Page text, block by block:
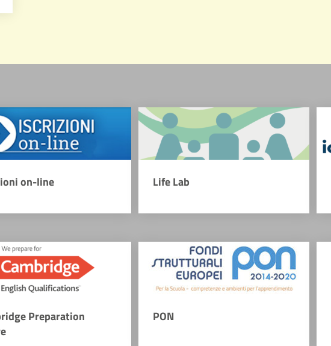
on-line Life Lab
Preparation
PON